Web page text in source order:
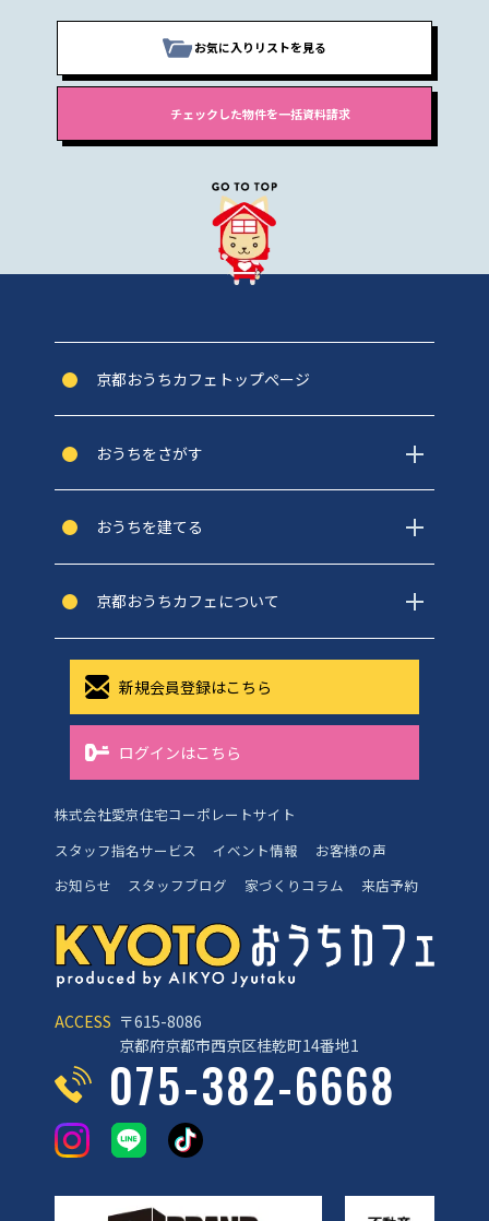
お気に入りリストを見る
ACCESS 〒615-8086
京都府京都市西京区桂乾町14番地1
075-382-6668
京都おうちカフェトップぺージ
おうちをさがす
おうちを建てる
京都おうちカフェについて
新規会員登録はこちら
ログインはこちら
株式会社愛京住宅コーポレートサイト
スタッフ指名サービス
イベント情報
お客様の声
お知らせ
スタッフブログ 家づくりコラム 来店予約